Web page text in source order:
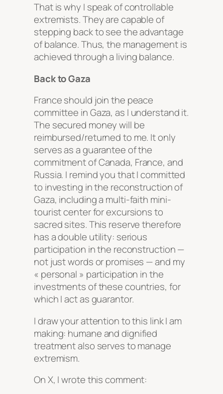
That is why I speak of controllable
extremists. They are capable of
stepping back to see the advantage
of balance. Thus, the management is
achieved through a living balance.
Back to Gaza
France should join the peace
committee in Gaza, as I understand it.
The secured money will be
reimbursed/returned to me. It only
serves as a guarantee of the
commitment of Canada, France, and
Russia. I remind you that I committed
to investing in the reconstruction of
Gaza, including a multi-faith mini-
tourist center for excursions to
sacred sites. This reserve therefore
has a double utility: serious
participation in the reconstruction —
not just words or promises — and my
« personal » participation in the
investments of these countries, for
which I act as guarantor.
I draw your attention to this link I am
making: humane and dignified
treatment also serves to manage
extremism.
On X, I wrote this comment: